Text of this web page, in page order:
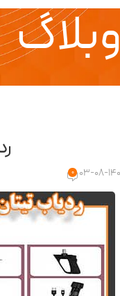
وبلاگ
0